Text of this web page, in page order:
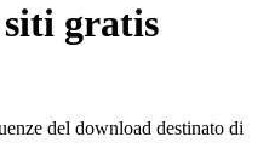
gratis
del download destinato di